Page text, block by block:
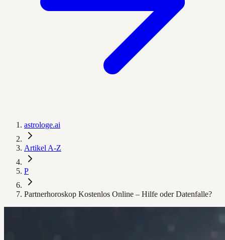
astrologe.ai
Artikel A-Z
P
Partnerhoroskop Kostenlos Online – Hilfe oder Datenfalle?